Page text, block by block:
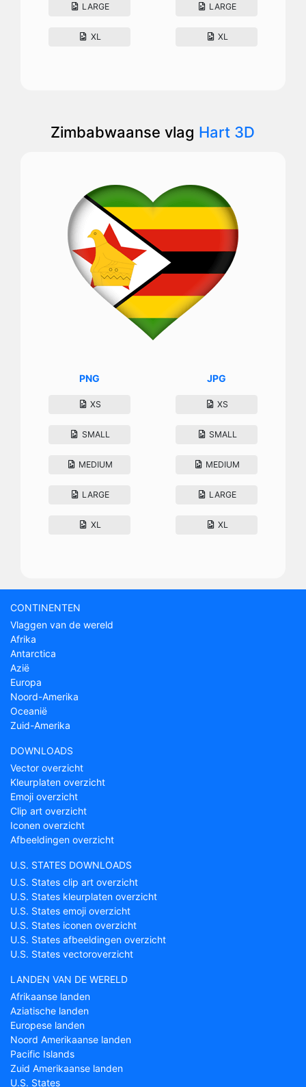
LARGE
XL
LARGE
XL
Zimbabwaanse vlag Hart 3D
PNG
XS
SMALL
MEDIUM
LARGE
XL
JPG
XS
SMALL
MEDIUM
LARGE
XL
CONTINENTEN
Vlaggen van de wereld
Afrika
Antarctica
Azië
Europa
Noord-Amerika
Oceanië
Zuid-Amerika
DOWNLOADS
Vector overzicht
Kleurplaten overzicht
Emoji overzicht
Clip art overzicht
Iconen overzicht
Afbeeldingen overzicht
U.S. STATES DOWNLOADS
U.S. States clip art overzicht
U.S. States kleurplaten overzicht
U.S. States emoji overzicht
U.S. States iconen overzicht
U.S. States afbeeldingen overzicht
U.S. States vectoroverzicht
LANDEN VAN DE WERELD
Afrikaanse landen
Aziatische landen
Europese landen
Noord Amerikaanse landen
Pacific Islands
Zuid Amerikaanse landen
U.S. States